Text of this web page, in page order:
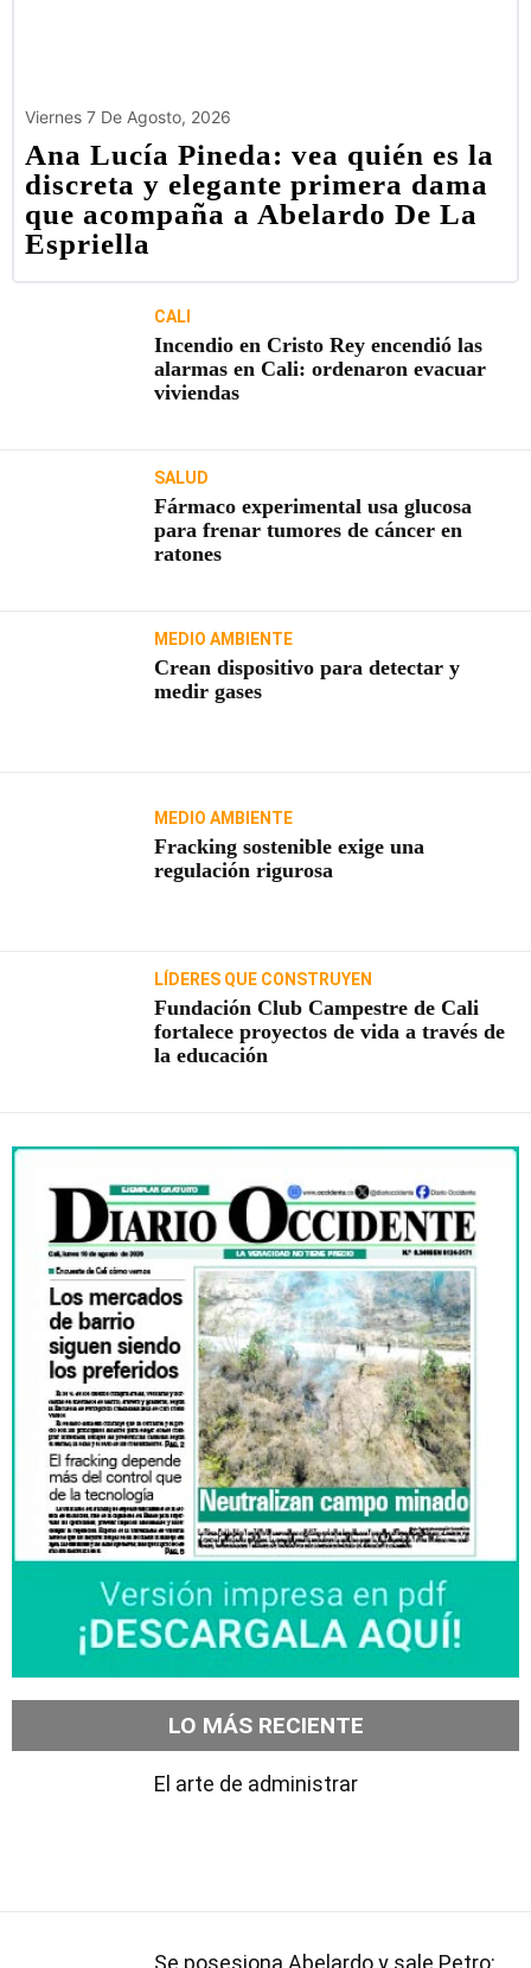
Viernes 7 De Agosto, 2026
Ana Lucía Pineda: vea quién es la
discreta y elegante primera dama
que acompaña a Abelardo De La
Espriella
CALI
Incendio en Cristo Rey encendió las
alarmas en Cali: ordenaron evacuar
viviendas
SALUD
Fármaco experimental usa glucosa
para frenar tumores de cáncer en
ratones
MEDIO AMBIENTE
Crean dispositivo para detectar y
medir gases
MEDIO AMBIENTE
Fracking sostenible exige una
regulación rigurosa
LÍDERES QUE CONSTRUYEN
Fundación Club Campestre de Cali
fortalece proyectos de vida a través de
la educación
LO MÁS RECIENTE
El arte de administrar
Se posesiona Abelardo y sale Petro: